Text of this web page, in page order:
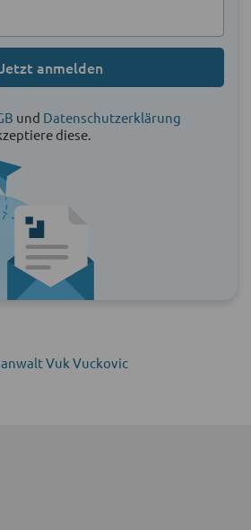
anmelden
und Datenschutzerklärung
diese.
Vuk Vuckovic